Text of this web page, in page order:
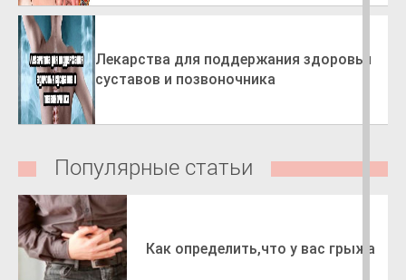
Лекарства для поддержания здоровья
суставов и позвоночника
Популярные статьи
Как определить,что у вас грыжа